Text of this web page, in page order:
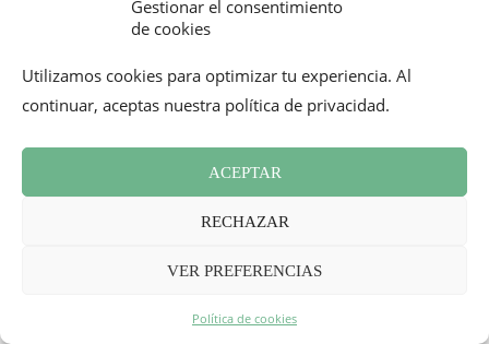
Gestionar el consentimiento
de cookies
Utilizamos cookies para optimizar tu experiencia. Al
continuar, aceptas nuestra política de privacidad.
ACEPTAR
RECHAZAR
VER PREFERENCIAS
Política de cookies